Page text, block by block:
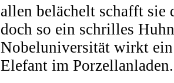
allen belächelt schafft sie
doch so ein schrilles
Nobeluniversität wirkt
Elefant im